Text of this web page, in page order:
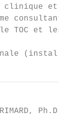
clinique et à
TOC et les
Ph.D.